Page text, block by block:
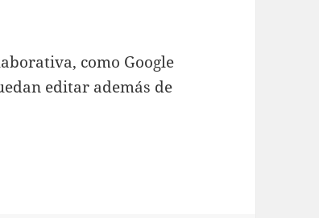
como Google
editar además de